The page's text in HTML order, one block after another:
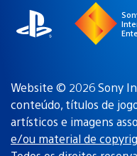
Website © 2026 Sony
conteúdo, títulos de
artísticos e imagens
e/ou material de